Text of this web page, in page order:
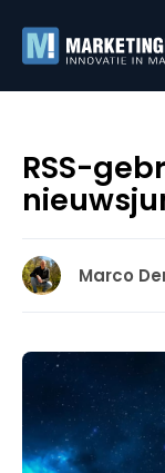
RSS-
Marco